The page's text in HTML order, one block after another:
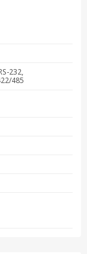
232,
485